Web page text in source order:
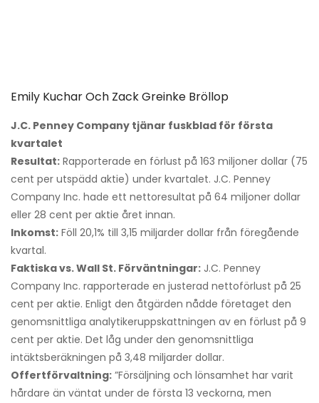
Emily Kuchar Och Zack Greinke Bröllop
J.C. Penney Company tjänar fuskblad för första
kvartalet
Resultat: Rapporterade en förlust på 163 miljoner dollar (75
cent per utspädd aktie) under kvartalet. J.C. Penney
Company Inc. hade ett nettoresultat på 64 miljoner dollar
eller 28 cent per aktie året innan.
Inkomst: Föll 20,1% till 3,15 miljarder dollar från föregående
kvartal.
Faktiska vs. Wall St. Förväntningar: J.C. Penney
Company Inc. rapporterade en justerad nettoförlust på 25
cent per aktie. Enligt den åtgärden nådde företaget den
genomsnittliga analytikeruppskattningen av en förlust på 9
cent per aktie. Det låg under den genomsnittliga
intäktsberäkningen på 3,48 miljarder dollar.
Offertförvaltning: ”Försäljning och lönsamhet har varit
hårdare än väntat under de första 13 veckorna, men